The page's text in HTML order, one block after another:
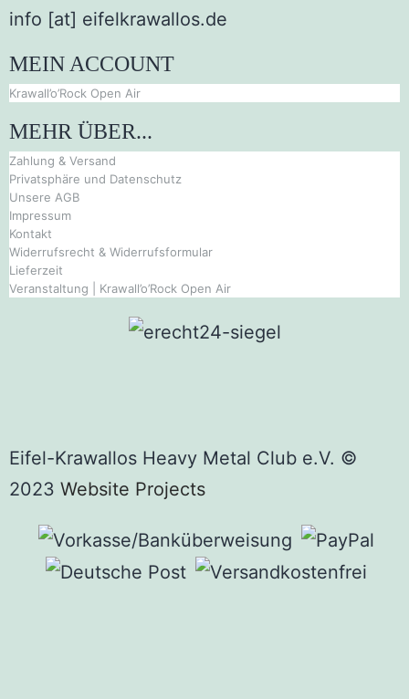
info [at] eifelkrawallos.de
MEIN ACCOUNT
Krawall’o’Rock Open Air
MEHR ÜBER...
Zahlung & Versand
Privatsphäre und Datenschutz
Unsere AGB
Impressum
Kontakt
Widerrufsrecht & Widerrufsformular
Lieferzeit
Veranstaltung | Krawall’o’Rock Open Air
Eifel-Krawallos Heavy Metal Club e.V. ©
2023 Website Projects